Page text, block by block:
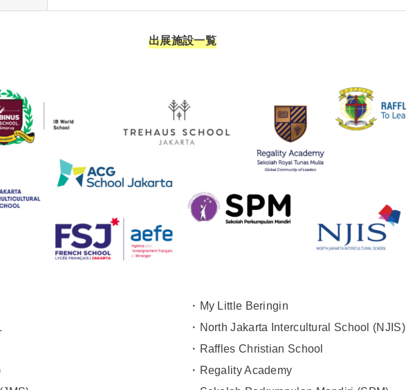
出展施設一覧
・My Little Beringin
・North Jakarta Intercultural School (NJIS)
・Raffles Christian School
・Regality Academy